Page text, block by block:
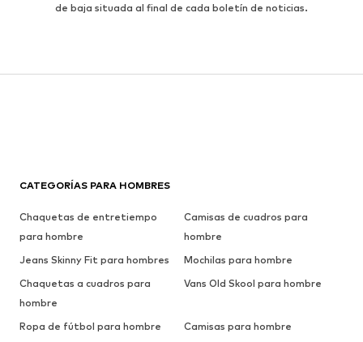
de baja situada al final de cada boletín de noticias.
CATEGORÍAS PARA HOMBRES
Chaquetas de entretiempo
para hombre
Camisas de cuadros para
hombre
Jeans Skinny Fit para hombres
Mochilas para hombre
Chaquetas a cuadros para
hombre
Vans Old Skool para hombre
Ropa de fútbol para hombre
Camisas para hombre